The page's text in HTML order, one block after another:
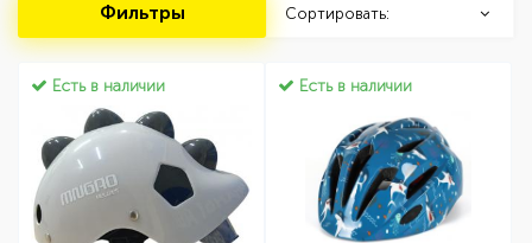
Фильтры Сортировать:
Есть в наличии Есть в наличии